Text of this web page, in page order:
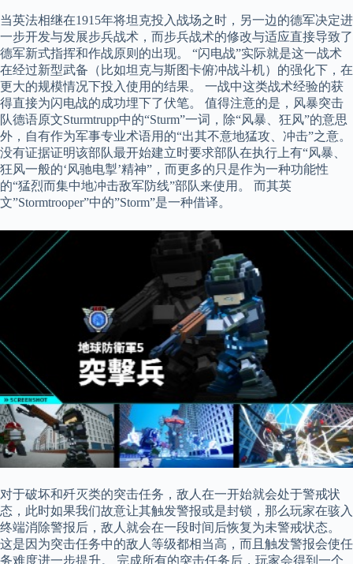
当英法相继在1915年将坦克投入战场之时，另一边的德军决定进
一步开发与发展步兵战术，而步兵战术的修改与适应直接导致了
德军新式指挥和作战原则的出现。 “闪电战”实际就是这一战术
在经过新型武备（比如坦克与斯图卡俯冲战斗机）的强化下，在
更大的规模情况下投入使用的结果。 一战中这类战术经验的获
得直接为闪电战的成功埋下了伏笔。 值得注意的是，风暴突击
队德语原文Sturmtrupp中的“Sturm”一词，除“风暴、狂风”的意思
外，自有作为军事专业术语用的“出其不意地猛攻、冲击”之意。
没有证据证明该部队最开始建立时要求部队在执行上有“风暴、
狂风一般的‘风驰电掣’精神”，而更多的只是作为一种功能性
的“猛烈而集中地冲击敌军防线”部队来使用。 而其英
文”Stormtrooper”中的”Storm”是一种借译。
对于破坏和歼灭类的突击任务，敌人在一开始就会处于警戒状
态，此时如果我们故意让其触发警报或是封锁，那么玩家在骇入
终端消除警报后，敌人就会在一段时间后恢复为未警戒状态。
这是因为突击任务中的敌人等级都相当高，而且触发警报会使任
务难度进一步提升。 完成所有的突击任务后，玩家会得到一个